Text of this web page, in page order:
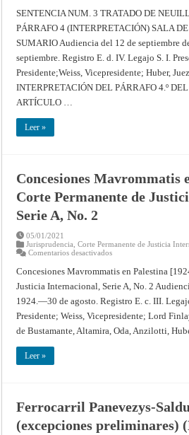
del
Párrafo
4.º
Anexo
Siguiente
al
Artículo
179
del
A,
3
SENTENCIA NUM. 3 TRATADO DE
PÁRRAFO 4 (INTERPRETACIÓN) SALA
SUMARIO Audiencia del 12 de septiembre
septiembre. Registro E. d. IV. Legajo S. I.
Presidente;Weiss, Vicepresidente; Huber,
INTERPRETACIÓN DEL PÁRRAFO 4.º
ARTÍCULO …
Leer »
Concesiones Mavrommatis
Corte Permanente de
Serie A, No. 2
05/01/2021
Jurisprudencia ,Corte Permanente de Justicia
Comentarios desactivadosen
Mavrommatis
en
Palestina
Corte
Permanente
de
Justicia
Internacional,
Concesiones Mavrommatis en Palestina
Justicia Internacional, Serie A, No. 2
1924.—30 de agosto. Registro E. c. III.
Presidente; Weiss, Vicepresidente; Lord
de Bustamante, Altamira, Oda, Anzilotti,
Leer »
Ferrocarril Panevezys-
(excepciones preliminares)